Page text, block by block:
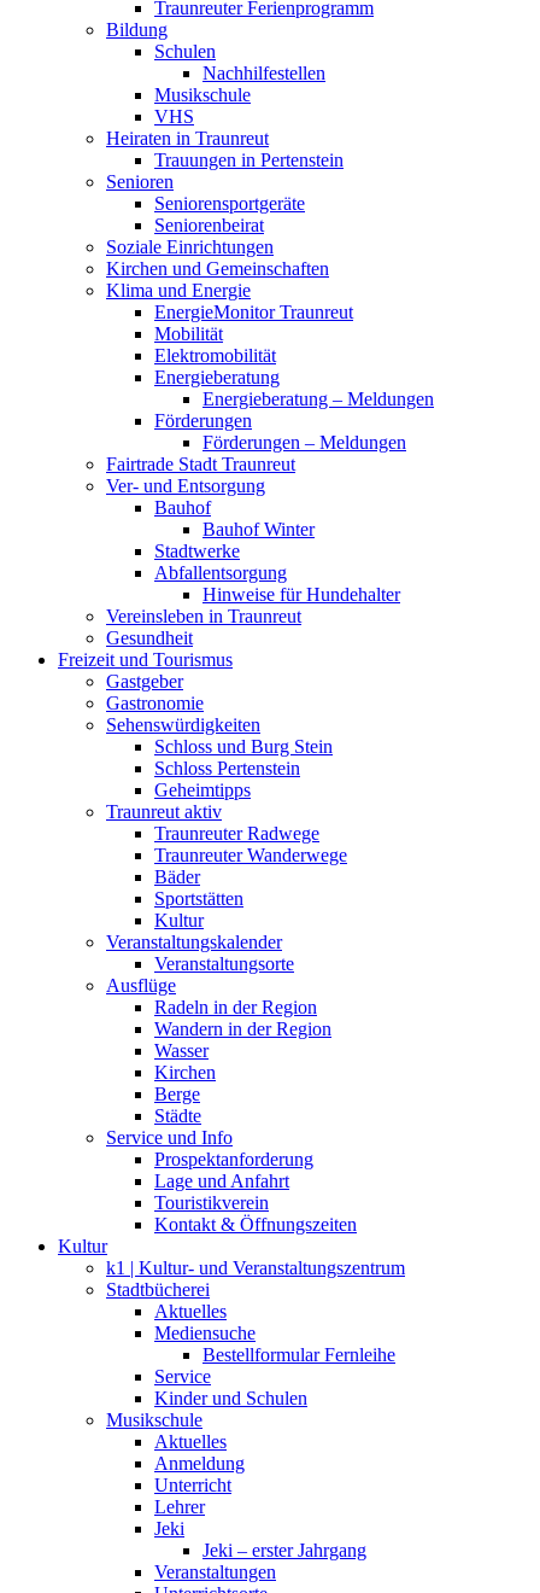
Traunreuter Ferienprogramm
Bildung
Schulen
Nachhilfestellen
Musikschule
VHS
Heiraten in Traunreut
Trauungen in Pertenstein
Senioren
Seniorensportgeräte
Seniorenbeirat
Soziale Einrichtungen
Kirchen und Gemeinschaften
Klima und Energie
EnergieMonitor Traunreut
Mobilität
Elektromobilität
Energieberatung
Energieberatung – Meldungen
Förderungen
Förderungen – Meldungen
Fairtrade Stadt Traunreut
Ver- und Entsorgung
Bauhof
Bauhof Winter
Stadtwerke
Abfallentsorgung
Hinweise für Hundehalter
Vereinsleben in Traunreut
Gesundheit
Freizeit und Tourismus
Gastgeber
Gastronomie
Sehenswürdigkeiten
Schloss und Burg Stein
Schloss Pertenstein
Geheimtipps
Traunreut aktiv
Traunreuter Radwege
Traunreuter Wanderwege
Bäder
Sportstätten
Kultur
Veranstaltungskalender
Veranstaltungsorte
Ausflüge
Radeln in der Region
Wandern in der Region
Wasser
Kirchen
Berge
Städte
Service und Info
Prospektanforderung
Lage und Anfahrt
Touristikverein
Kontakt & Öffnungszeiten
Kultur
k1 | Kultur- und Veranstaltungszentrum
Stadtbücherei
Aktuelles
Mediensuche
Bestellformular Fernleihe
Service
Kinder und Schulen
Musikschule
Aktuelles
Anmeldung
Unterricht
Lehrer
Jeki
Jeki – erster Jahrgang
Veranstaltungen